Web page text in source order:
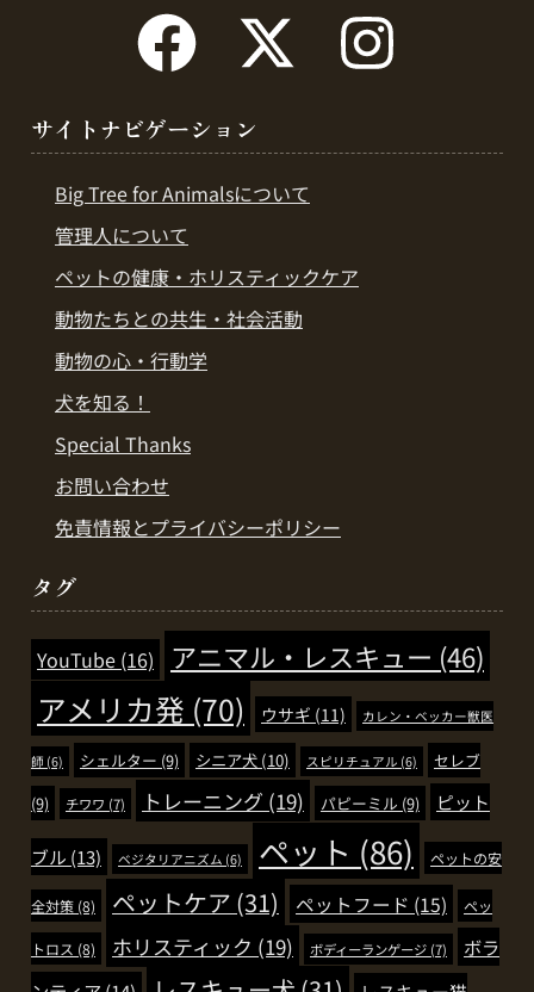
サイトナビゲーション
Big Tree for Animalsについて
管理人について
ペットの健康・ホリスティックケア
動物たちとの共生・社会活動
動物の心・行動学
犬を知る！
Special Thanks
お問い合わせ
免責情報とプライバシーポリシー
タグ
YouTube (16) アニマル・レスキュー (46)
アメリカ発 (70) ウサギ (11) カレン・ベッカー獣医
師 (6) シェルター (9) シニア犬 (10) スピリチュアル (6)
セレブ
(9)
チワワ (7) トレーニング (19) パピーミル (9) ピット
ブル (13) ベジタリアニズム (6) ペット (86) ペットの安
全対策 (8) ペットケア (31) ペットフード (15) ペッ
トロス (8) ホリスティック (19) ボディーランゲージ (7)
ボラ